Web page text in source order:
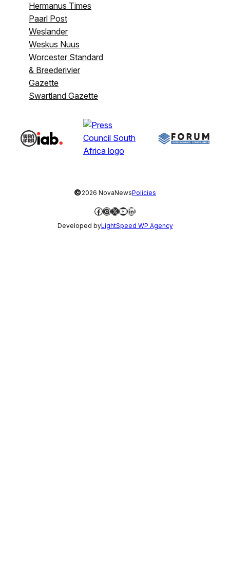
Hermanus Times
Paarl Post
Weslander
Weskus Nuus
Worcester Standard
& Breederivier
Gazette
Swartland Gazette
©2026 NovaNewsPolicies
Facebook
Instagram
X YouTube
LinkedIn
Developed byLightSpeed WP Agency